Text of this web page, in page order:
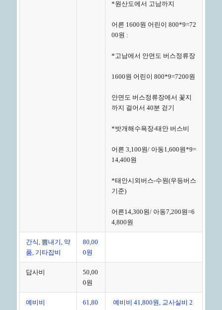
*원산도에서 고남까지
어른 1600원 어린이 800*9=72
00원 :
*고남에서 안면도 버스정류장
1600원 어린이 800*9=7200원
안면도 버스정류장에서 꽃지
까지 걸어서 40분 걷기
*밧개해수욕장-태안 버스비
어른 3,100원/ 아동1,600원*9=
14,400원
*태안시외버스-수원(우등버스
기준)
어른14,300원/ 아동7,200원=6
4,800원
간식, 뽐내기, 약
품, 기타잡비
80,00
0원
답사비
50,00
0원
예비비
61,80
예비비 41,800원, 교사실비 2